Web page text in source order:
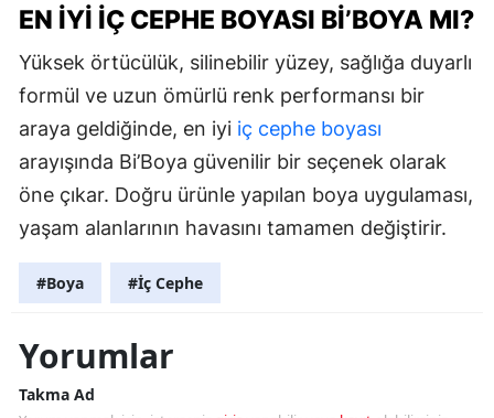
EN İYI İÇ CEPHE BOYASI BI’BOYA MI?
Yüksek örtücülük, silinebilir yüzey, sağlığa duyarlı
formül ve uzun ömürlü renk performansı bir
araya geldiğinde, en iyi iç cephe boyası
arayışında Bi’Boya güvenilir bir seçenek olarak
öne çıkar. Doğru ürünle yapılan boya uygulaması,
yaşam alanlarının havasını tamamen değiştirir.
#Boya #İç Cephe
Yorumlar
Takma Ad